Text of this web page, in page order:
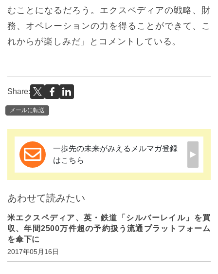
むことになるだろう。エクスペディアの戦略、財
務、オペレーションの力を得ることができて、こ
れからが楽しみだ」とコメントしている。
Share:
メールに転送
一歩先の未来がみえるメルマガ登録
はこちら
あわせて読みたい
米エクスペディア、英・鉄道「シルバーレイル」を買
収、年間2500万件超の予約扱う流通プラットフォーム
を傘下に
2017年05月16日